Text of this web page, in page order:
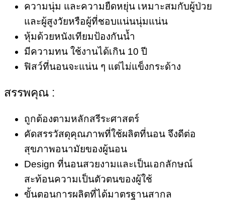
ความนุ่ม และความยืดหยุ่น เหมาะสมกับผู้ป่วย
และผู้สูงวัยหรือผู้ที่ชอบแน่นนุ่มแน่น
หุ้มด้วยหนังเทียมป้องกันน้ำ
มีความทน ใช้งานได้เกิน 10 ปี
ฟิสว์ที่นอนจะแน่น ๆ แต่ไม่แข็งกระด้าง
สรรพคุณ :
ถูกต้องตามหลักสรีระศาสตร์
คัดสรรวัสดุคุณภาพที่ใช้ผลิตที่นอน จึงดีต่อ
สุขภาพอนามัยของผู้นอน
Design ที่นอนสวยงามและเป็นเอกลักษณ์
สะท้อนความเป็นตัวตนของผู้ใช้
ขั้นตอนการผลิตที่ได้มาตรฐานสากล